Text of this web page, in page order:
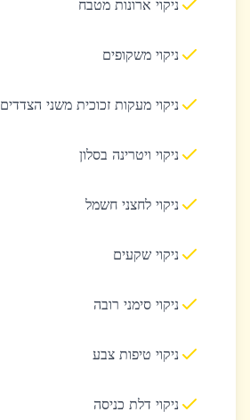
ניקוי ארונות מטבח
ניקוי משקופים
ניקוי מעקות זכוכית משני הצדדים
ניקוי ויטרינה בסלון
ניקוי לחצני חשמל
ניקוי שקעים
ניקוי סימני רובה
ניקוי טיפות צבע
ניקוי דלת כניסה